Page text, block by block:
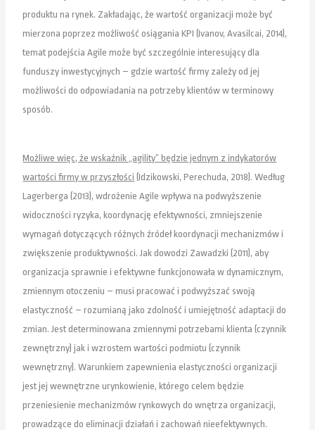
produktu na rynek. Zakładając, że wartość organizacji może być
mierzona poprzez możliwość osiągania KPI (Ivanov, Avasilcai, 2014),
temat podejścia Agile może być szczególnie interesujący dla
funduszy inwestycyjnych – gdzie wartość firmy zależy od jej
możliwości do odpowiadania na potrzeby klientów w terminowy
sposób.
Możliwe więc, że wskaźnik „agility” będzie jednym z indykatorów
wartości firmy w przyszłości (Idzikowski, Perechuda, 2018). Według
Lagerberga (2013), wdrożenie Agile wpływa na podwyższenie
widoczności ryzyka, koordynację efektywności, zmniejszenie
wymagań dotyczących różnych źródeł koordynacji mechanizmów i
zwiększenie produktywności. Jak dowodzi Zawadzki (2011), aby
organizacja sprawnie i efektywne funkcjonowała w dynamicznym,
zmiennym otoczeniu – musi pracować i podwyższać swoją
elastyczność – rozumianą jako zdolność i umiejętność adaptacji do
zmian. Jest determinowana zmiennymi potrzebami klienta (czynnik
zewnętrzny) jak i wzrostem wartości podmiotu (czynnik
wewnętrzny). Warunkiem zapewnienia elastyczności organizacji
jest jej wewnętrzne urynkowienie, którego celem będzie
przeniesienie mechanizmów rynkowych do wnętrza organizacji,
prowadzące do eliminacji działań i zachowań nieefektywnych.